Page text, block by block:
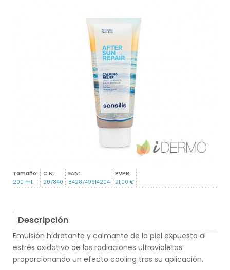
Tamaño:
200 ml.
C.N.:
207840
EAN:
8428749914204
PVPR:
21,00 €
Descripción
Emulsión hidratante y calmante de la piel expuesta al
estrés oxidativo de las radiaciones ultravioletas
proporcionando un efecto cooling tras su aplicación.